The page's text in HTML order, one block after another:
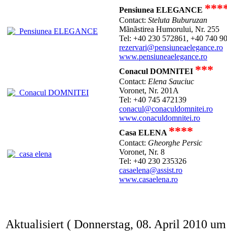
Pensiunea ELEGANCE
Contact: Steluta Buburuzan
Mãnãstirea Humorului, Nr. 255
Tel: +40 230 572861, +40 740
rezervari@pensiuneaelegance.ro
www.pensiuneaelegance.ro
Conacul DOMNITEI ***
Contact: Elena Sauciuc
Voronet, Nr. 201A
Tel: +40 745 472139
conacul@conaculdomnitei.ro
www.conaculdomnitei.ro
Casa ELENA ****
Contact: Gheorghe Persic
Voronet, Nr. 8
Tel: +40 230 235326
casaelena@assist.ro
www.casaelena.ro
Aktualisiert ( Donnerstag, 08. April 2010